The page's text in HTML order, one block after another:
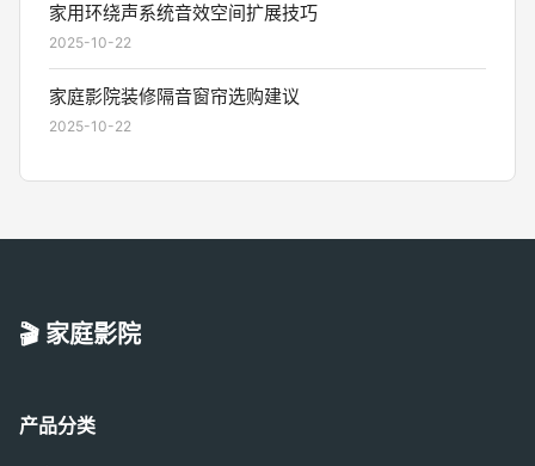
家用环绕声系统音效空间扩展技巧
2025-10-22
家庭影院装修隔音窗帘选购建议
2025-10-22
🎬 家庭影院
产品分类